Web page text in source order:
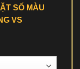
SỐ MÀU
VS